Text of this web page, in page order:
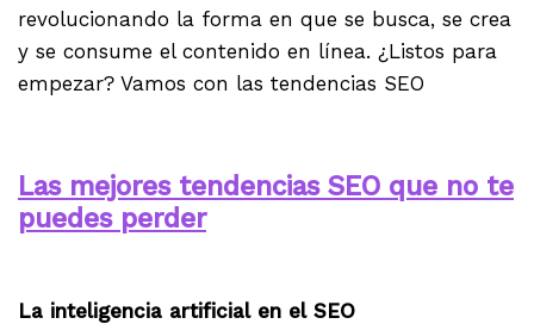
revolucionando la forma en que se busca, se crea
y se consume el contenido en línea. ¿Listos para
empezar? Vamos con las tendencias SEO
Las mejores tendencias SEO que no te
puedes perder
La inteligencia artificial en el SEO